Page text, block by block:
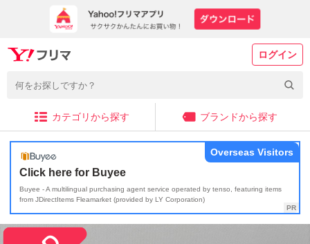
ログイン
カテゴリから探す ブランドから探す
Click here for Buyee
Buyee - A multilingual purchasing agent service operated by tenso, featuring items
from JDirectItems Fleamarket (provided by LY Corporation)
Overseas Visitors